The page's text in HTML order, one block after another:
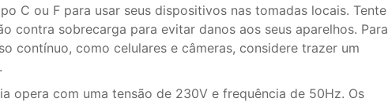
C ou F para usar seus dispositivos nas tomadas locais. Tente
contra sobrecarga para evitar danos aos seus aparelhos. Para
contínuo, como celulares e câmeras, considere trazer um
opera com uma tensão de 230V e frequência de 50Hz. Os